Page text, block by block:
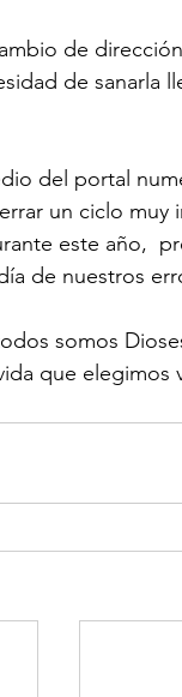
de
de sanarla
del portal
un ciclo
este año,
de nuestros
somos
que elegimos